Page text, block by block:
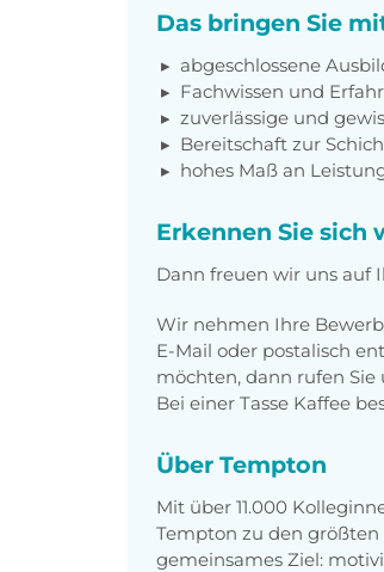
Das bringen Sie
abgeschlossene
Fachwissen und
zuverlässige und
Bereitschaft zur
hohes Maß an
Erkennen Sie sich
Dann freuen wir uns auf
Wir nehmen Ihre
E-Mail oder postalisch
möchten, dann rufen Sie
Bei einer Tasse Kaffee
Über Tempton
Mit über 11.000
Tempton zu den größten
gemeinsames Ziel: